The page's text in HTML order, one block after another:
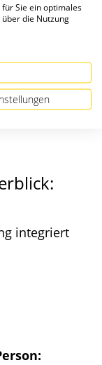
QUADRA
geeignet. Sie
Profil.
oder
integriert
Sie ein optimales
die Nutzung